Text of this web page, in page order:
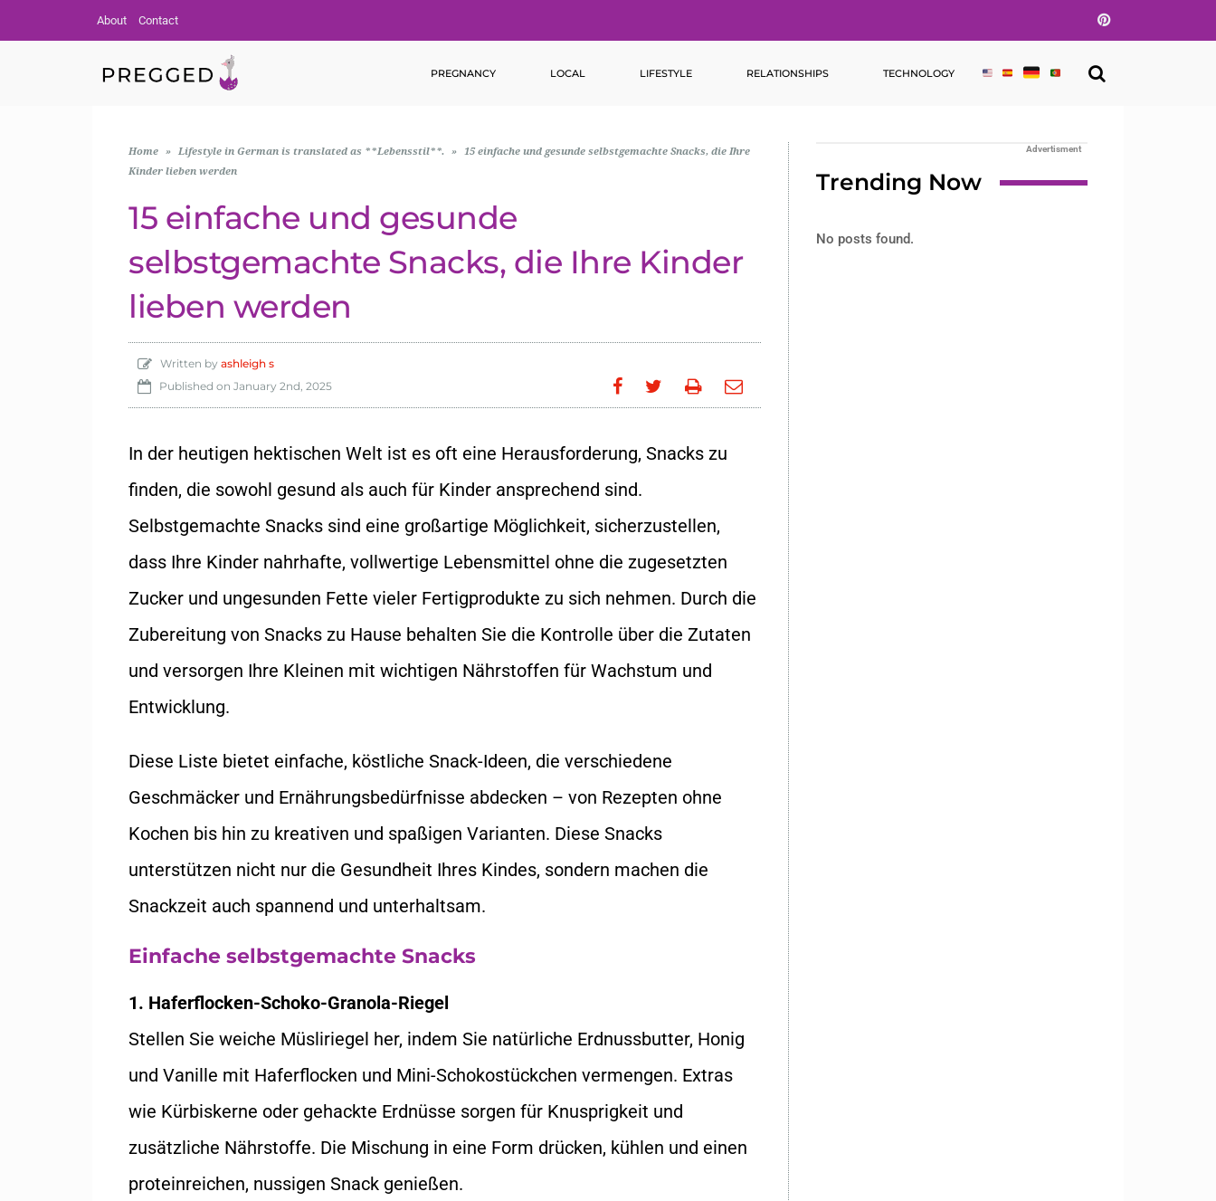
About
Contact
Pinterest
PREGNANCY LOCAL LIFESTYLE RELATIONSHIPS TECHNOLOGY
Home » Lifestyle in German is translated as **Lebensstil**. »
15 einfache und gesunde selbstgemachte Snacks, die Ihre
Kinder lieben werden
15 einfache und gesunde
selbstgemachte Snacks, die Ihre Kinder
lieben werden
Written by ashleigh s
Published on January 2nd, 2025
In der heutigen hektischen Welt ist es oft eine Herausforderung, Snacks zu
finden, die sowohl gesund als auch für Kinder ansprechend sind.
Selbstgemachte Snacks sind eine großartige Möglichkeit, sicherzustellen,
dass Ihre Kinder nahrhafte, vollwertige Lebensmittel ohne die zugesetzten
Zucker und ungesunden Fette vieler Fertigprodukte zu sich nehmen. Durch die
Zubereitung von Snacks zu Hause behalten Sie die Kontrolle über die Zutaten
und versorgen Ihre Kleinen mit wichtigen Nährstoffen für Wachstum und
Entwicklung.
Diese Liste bietet einfache, köstliche Snack-Ideen, die verschiedene
Geschmäcker und Ernährungsbedürfnisse abdecken – von Rezepten ohne
Kochen bis hin zu kreativen und spaßigen Varianten. Diese Snacks
unterstützen nicht nur die Gesundheit Ihres Kindes, sondern machen die
Snackzeit auch spannend und unterhaltsam.
Einfache selbstgemachte Snacks
1. Haferflocken-Schoko-Granola-Riegel
Stellen Sie weiche Müsliriegel her, indem Sie natürliche Erdnussbutter, Honig
und Vanille mit Haferflocken und Mini-Schokostückchen vermengen. Extras
wie Kürbiskerne oder gehackte Erdnüsse sorgen für Knusprigkeit und
zusätzliche Nährstoffe. Die Mischung in eine Form drücken, kühlen und einen
proteinreichen, nussigen Snack genießen.
Advertisment
Trending Now
No posts found.